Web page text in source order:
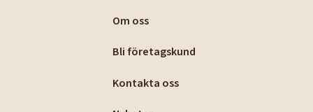
Om oss
Bli företagskund
Kontakta oss